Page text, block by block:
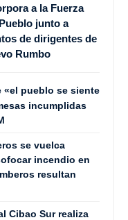
a la Fuerza
junto a
de dirigentes de
Rumbo
«el pueblo se siente
incumplidas
se vuelca
incendio en
resultan
Cibao Sur realiza